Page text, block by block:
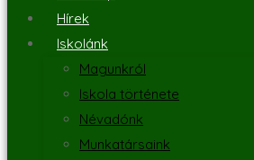
Hírek
Iskolánk
Magunkról
Iskola története
Névadónk
Munkatársaink